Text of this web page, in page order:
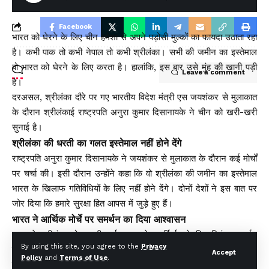
By using this site, you agree to the Privacy
Policyand Terms of Use.
Accept
Facebook
Leave a comment
भारत को घेरने के लिए चीन हमेशा से अपने पड़ोसी मुल्कों का फायदा उठाता रहा
है। कभी पाक तो कभी नेपाल तो कभी श्रीलंका। सभी की जमीन का इस्तेमाल
वो भारत को घेरने के लिए करता है। हालांकि, इस बार उसे मुंह की खानी पड़ी
है।
दरअसल, श्रीलंका दौरे पर गए भारतीय विदेश मंत्री एस जयशंकर से मुलाकात
के दौरान श्रीलंकाई राष्ट्रपति अनुरा कुमार दिसानायके ने चीन को खरी-खरी
सुनाई है।
श्रीलंका की धरती का गलत इस्तेमाल नहीं होने देंगे
राष्ट्रपति अनुरा कुमार दिसानायके ने जयशंकर से मुलाकात के दौरान कई मोर्चों
पर चर्चा की। इसी दौरान उन्होंने कहा कि वो श्रीलंका की जमीन का इस्तेमाल
भारत के खिलाफ गतिविधियों के लिए नहीं होने देंगे। दोनों देशों ने इस बात पर
जोर दिया कि हमारे सुरक्षा हित आपस में जुड़े हुए हैं।
भारत ने आर्थिक मोर्चे पर समर्थन का दिया आश्वासन
भारत ने श्रीलंका को उसकी अर्थव्यवस्था के पुनर्निर्माण के लिए निरंतर समर्थन
का आश्वासन दिया और बदले में कोलंबो ने कहा कि उसके क्षेत्र का इस्तेमाल
नई दिल्ली के सुरक्षा हितों के प्रतिकूल तरीके से नहीं होने दिया जाएगा।